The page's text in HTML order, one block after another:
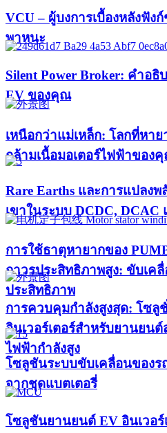
VCU – ผู้บงการเบื้องหลังฟั
พาหนะ
Silent Power Broker: คำอ
EV ของคุณ
เหนือกว่าแม่เหล็ก: โลกที่หา
กล้ามเนื้อมอเตอร์ไฟฟ้าของ
Rare Earths และการแปลง
เขาในระบบ DCDC, DCAC
การใช้ธาตุหายากของ
ถาวรประสิทธิภาพสูง: ขับเค
ประสิทธิภาพ
การควบคุมกำลังสูงสุด: โซลู
อินเวอร์เตอร์สำหรับยานยน
ไฟฟ้ากำลังสูง​
โซลูชันระบบขับเคลื่อนของร
จากชุดแบตเตอรี่
โซลูชันยานยนต์ EV อินเวอร์